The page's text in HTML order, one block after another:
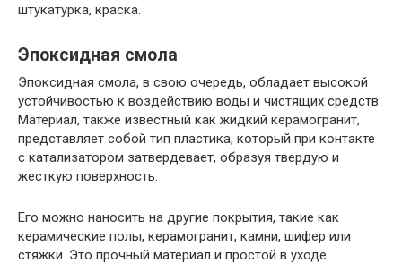
штукатурка, краска.
Эпоксидная смола
Эпоксидная смола, в свою очередь, обладает высокой
устойчивостью к воздействию воды и чистящих средств.
Материал, также известный как жидкий керамогранит,
представляет собой тип пластика, который при контакте
с катализатором затвердевает, образуя твердую и
жесткую поверхность.
Его можно наносить на другие покрытия, такие как
керамические полы, керамогранит, камни, шифер или
стяжки. Это прочный материал и простой в уходе.